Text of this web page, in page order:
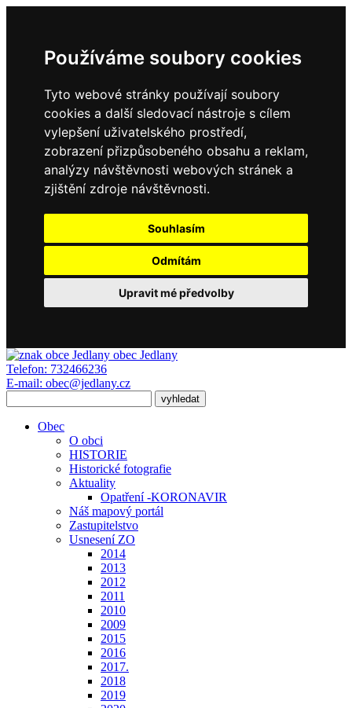
Používáme soubory cookies
Tyto webové stránky používají soubory
cookies a další sledovací nástroje s cílem
vylepšení uživatelského prostředí,
zobrazení přizpůsobeného obsahu a reklam,
analýzy návštěvnosti webových stránek a
zjištění zdroje návštěvnosti.
Souhlasím
Odmítám
Upravit mé předvolby
obec Jedlany
Telefon: 732466236
E-mail: obec@jedlany.cz
Obec
O obci
HISTORIE
Historické fotografie
Aktuality
Opatření -KORONAVIR
Náš mapový portál
Zastupitelstvo
Usnesení ZO
2014
2013
2012
2011
2010
2009
2015
2016
2017.
2018
2019